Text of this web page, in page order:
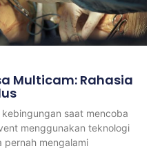
Multicam: Rahasia
saat mencoba
menggunakan teknologi
pernah mengalami